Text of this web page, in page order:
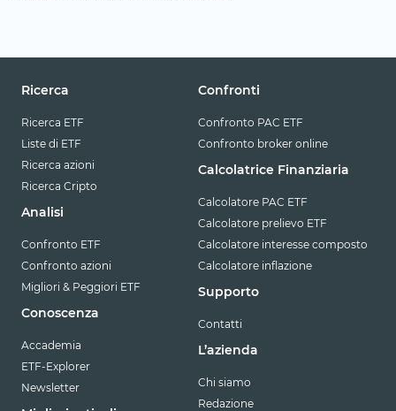
Ricerca
Ricerca ETF
Liste di ETF
Ricerca azioni
Ricerca Cripto
Analisi
Confronto ETF
Confronto azioni
Migliori & Peggiori ETF
Conoscenza
Accademia
ETF-Explorer
Newsletter
Confronti
Confronto PAC ETF
Confronto broker online
Calcolatrice Finanziaria
Calcolatore PAC ETF
Calcolatore prelievo ETF
Calcolatore interesse composto
Calcolatore inflazione
Supporto
Contatti
L’azienda
Chi siamo
Redazione